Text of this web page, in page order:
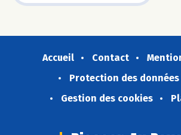
Accueil Contact
Protection des données
Gestion des cookies